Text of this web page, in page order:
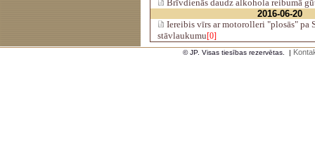
Brīvdienās daudz alkohola reibumā
2016-06-20
Iereibis vīrs ar motorolleri "plosās" pa
stāvlaukumu[0]
© JP. Visas tiesības rezervētas. |